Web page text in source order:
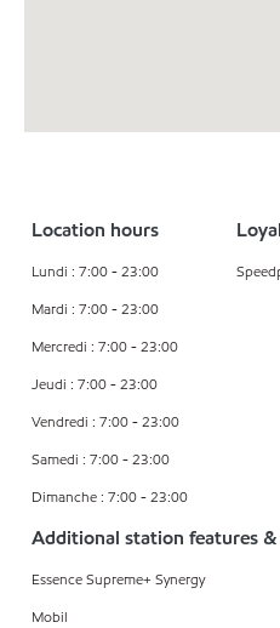
Location hours
Lundi : 7:00 - 23:00
Mardi : 7:00 - 23:00
Mercredi : 7:00 - 23:00
Jeudi : 7:00 - 23:00
Vendredi : 7:00 - 23:00
Samedi : 7:00 - 23:00
Dimanche : 7:00 - 23:00
Additional station features &
Essence Supreme+ Synergy
Mobil